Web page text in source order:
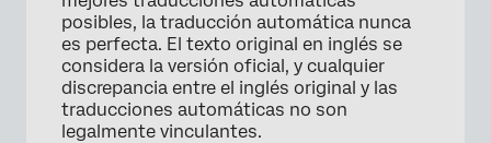
posibles, la traducción automática nunca
es perfecta. El texto original en inglés se
considera la versión oficial, y cualquier
discrepancia entre el inglés original y las
traducciones automáticas no son
legalmente vinculantes.